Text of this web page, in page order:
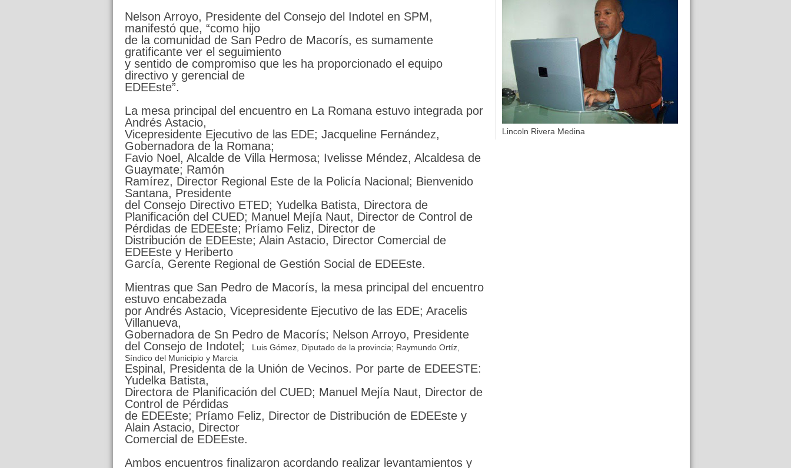
Nelson Arroyo, Presidente del Consejo del Indotel en SPM,
manifestó que, “como hijo
de la comunidad de San Pedro de Macorís, es sumamente
gratificante ver el seguimiento
y sentido de compromiso que les ha proporcionado el equipo
directivo y gerencial de
EDEEste”.
La mesa principal del encuentro en La Romana estuvo integrada por
Andrés Astacio,
Vicepresidente Ejecutivo de las EDE; Jacqueline Fernández,
Gobernadora de la Romana;
Favio Noel, Alcalde de Villa Hermosa; Ivelisse Méndez, Alcaldesa de
Guaymate; Ramón
Ramírez, Director Regional Este de la Policía Nacional; Bienvenido
Santana, Presidente
del Consejo Directivo ETED; Yudelka Batista, Directora de
Planificación del CUED; Manuel Mejía Naut, Director de Control de
Pérdidas de EDEEste; Príamo Feliz, Director de
Distribución de EDEEste; Alain Astacio, Director Comercial de
EDEEste y Heriberto
García, Gerente Regional de Gestión Social de EDEEste.
Mientras que San Pedro de Macorís, la mesa principal del encuentro
estuvo encabezada
por Andrés Astacio, Vicepresidente Ejecutivo de las EDE; Aracelis
Villanueva,
Gobernadora de Sn Pedro de Macorís; Nelson Arroyo, Presidente
del Consejo de Indotel;
Luis Gómez, Diputado de la provincia; Raymundo Ortíz,
Síndico del Municipio y Marcia
Espinal, Presidenta de la Unión de Vecinos. Por parte de EDEESTE:
Yudelka Batista,
Directora de Planificación del CUED; Manuel Mejía Naut, Director de
Control de Pérdidas
de EDEEste; Príamo Feliz, Director de Distribución de EDEEste y
Alain Astacio, Director
Comercial de EDEEste.
Ambos encuentros finalizaron acordando realizar levantamientos y
Lincoln Rivera Medina